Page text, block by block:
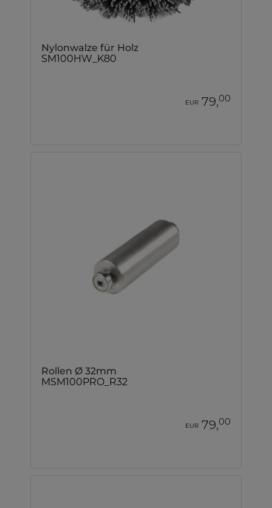
Nylonwalze für Holz
SM100HW_K80
EUR 79,00
Rollen Ø 32mm
MSM100PRO_R32
EUR 79,00